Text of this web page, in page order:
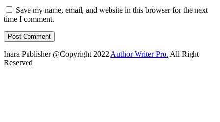
Save my name, email, and website in this browser for the next
time I comment.
Inara Publisher @Copyright 2022 Author Writer Pro. All Right
Reserved